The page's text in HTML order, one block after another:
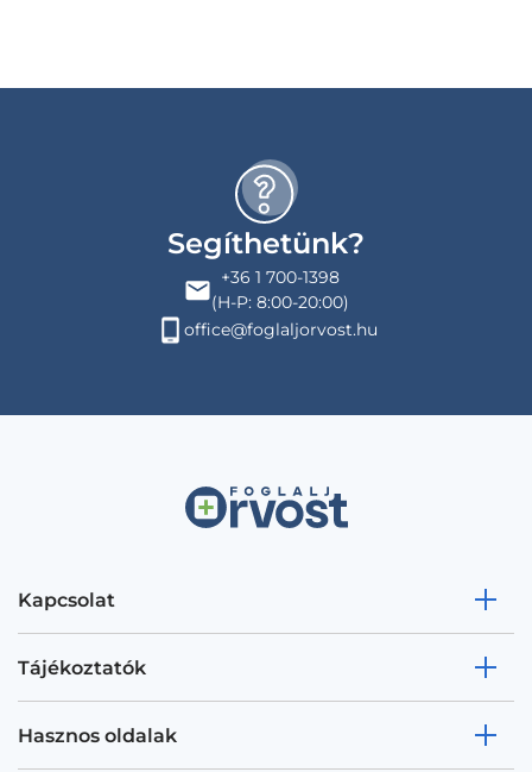
Segíthetünk?
+36 1 700-1398
(H-P: 8:00-20:00)
office@foglaljorvost.hu
Kapcsolat
Tájékoztatók
Hasznos oldalak